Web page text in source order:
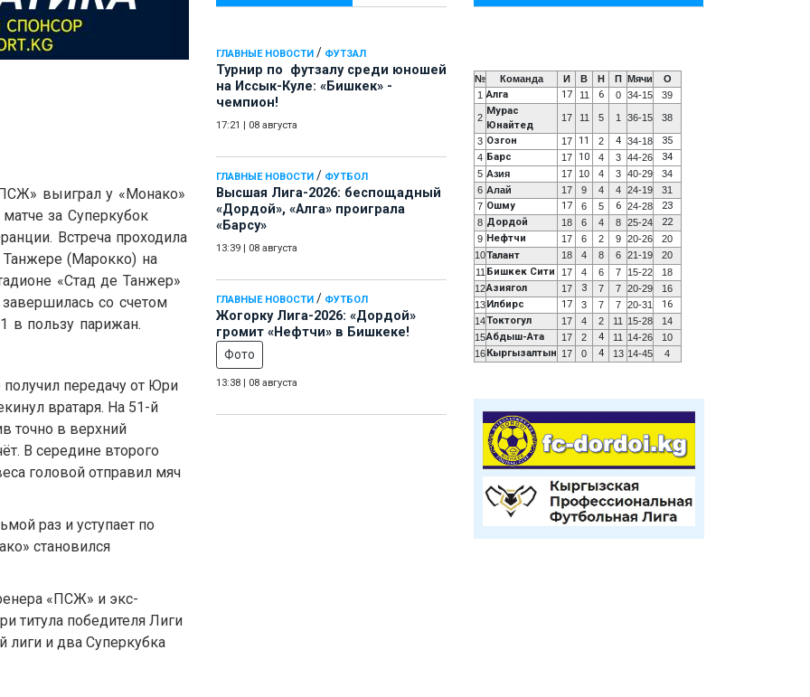
ГЛАВНЫЕ НОВОСТИ / ФУТЗАЛ
Турнир по футзалу среди юношей
на Иссык-Куле: «Бишкек» -
чемпион!
17:21 08 августа
ГЛАВНЫЕ НОВОСТИ / ФУТБОЛ
Высшая Лига-2026: беспощадный
«Дордой», «Алга» проиграла
«Барсу»
13:39 08 августа
ГЛАВНЫЕ НОВОСТИ / ФУТБОЛ
Жогорку Лига-2026: «Дордой»
громит «Нефтчи» в Бишкеке!
Фото
13:38 08 августа
выиграл у «Монако»
за Суперкубок
Встреча проходила
(Марокко) на
«Стад де Танжер»
со счетом
в пользу парижан.
передачу от Юри
вратаря. На 51-й
точно в верхний
В середине второго
головой отправил мяч
раз и уступает по
становился
«ПСЖ» и экс-
титула победителя Лиги
лиги и два Суперкубка
№ Команда И В Н П Мячи
О
1 Алга 17 11 6 0 34-15 39
2
Мурас
Юнайтед
17 11 5 1 36-15 38
3 Озгон 17 11 2 4 34-18 35
4 Барс 17 10 4 3 44-26 34
5 Азия 17 10 4 3 40-29
34
6 Алай 17 9 4 4 24-19
31
7 Ошму 17 6 5 6 24-28 23
8 Дордой 18 6 4 8 25-24 22
9 Нефтчи 17 6 2 9 20-26
20
10Талант 18 4 8 6 21-19
20
11 Бишкек Сити 17 4 6 7 15-22
18
12Азиягол 17 3 7 7 20-29
16
13 Илбирс 17 3 7 7 20-31 16
14Токтогул 17 4 2 11 15-28
14
15Абдыш-Ата 17 2 4 11 14-26
10
16 Кыргызалтын 17 0 4 13 14-45 4